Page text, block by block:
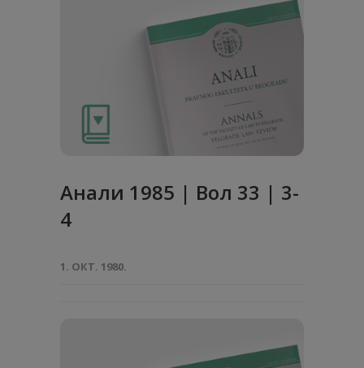
Анaли 1985 | Вол 33 | 3-
4
1. ОКТ. 1980.